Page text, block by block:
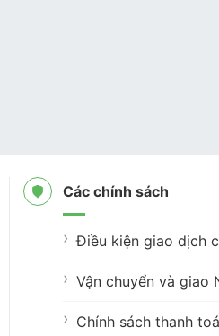
Các chính sách
Điều kiện giao dịch
Vận chuyển và giao
Chính sách thanh